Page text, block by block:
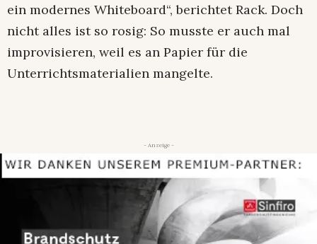
ein modernes Whiteboard“, berichtet Rack. Doch
nicht alles ist so rosig: So musste er auch mal
improvisieren, weil es an Papier für die
Unterrichtsmaterialien mangelte.
- Anzeige -